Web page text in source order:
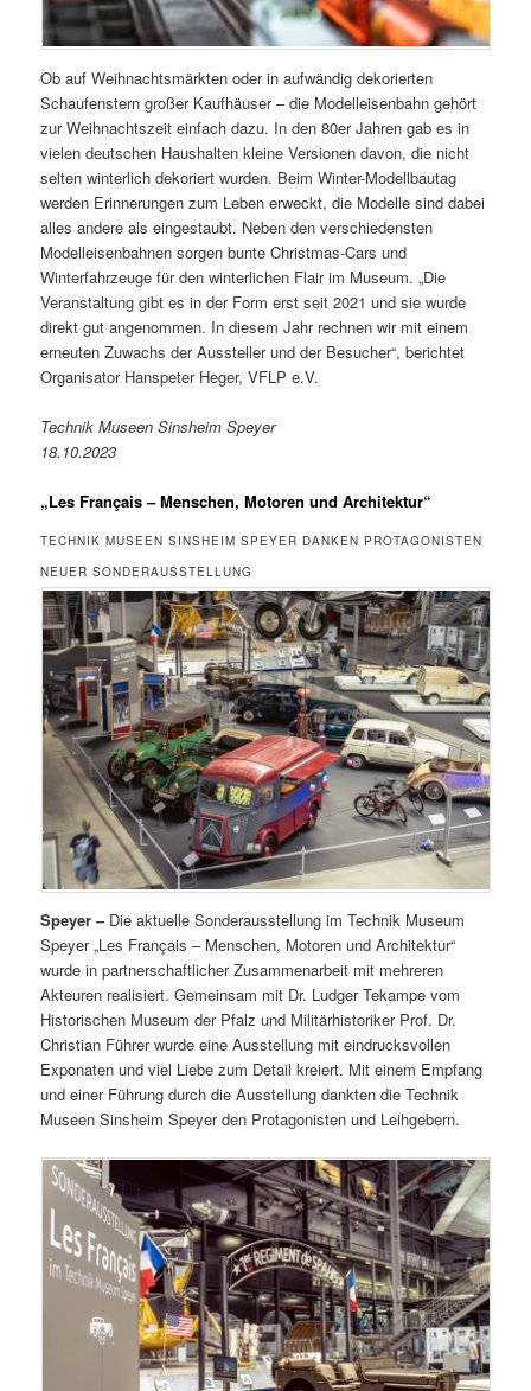
Ob auf Weihnachtsmärkten oder in aufwändig dekorierten
Schaufenstern großer Kaufhäuser – die Modelleisenbahn gehört
zur Weihnachtszeit einfach dazu. In den 80er Jahren gab es in
vielen deutschen Haushalten kleine Versionen davon, die nicht
selten winterlich dekoriert wurden. Beim Winter-Modellbautag
werden Erinnerungen zum Leben erweckt, die Modelle sind dabei
alles andere als eingestaubt. Neben den verschiedensten
Modelleisenbahnen sorgen bunte Christmas-Cars und
Winterfahrzeuge für den winterlichen Flair im Museum. „Die
Veranstaltung gibt es in der Form erst seit 2021 und sie wurde
direkt gut angenommen. In diesem Jahr rechnen wir mit einem
erneuten Zuwachs der Aussteller und der Besucher“, berichtet
Organisator Hanspeter Heger, VFLP e.V.
Technik Museen Sinsheim Speyer
18.10.2023
„Les Français – Menschen, Motoren und Architektur“
TECHNIK MUSEEN SINSHEIM SPEYER DANKEN PROTAGONISTEN
NEUER SONDERAUSSTELLUNG
Speyer – Die aktuelle Sonderausstellung im Technik Museum
Speyer „Les Français – Menschen, Motoren und Architektur“
wurde in partnerschaftlicher Zusammenarbeit mit mehreren
Akteuren realisiert. Gemeinsam mit Dr. Ludger Tekampe vom
Historischen Museum der Pfalz und Militärhistoriker Prof. Dr.
Christian Führer wurde eine Ausstellung mit eindrucksvollen
Exponaten und viel Liebe zum Detail kreiert. Mit einem Empfang
und einer Führung durch die Ausstellung dankten die Technik
Museen Sinsheim Speyer den Protagonisten und Leihgebern.